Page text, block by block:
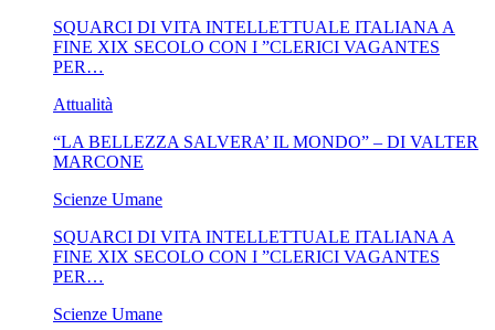
SQUARCI DI VITA INTELLETTUALE ITALIANA A
FINE XIX SECOLO CON I ”CLERICI VAGANTES
PER…
Attualità
“LA BELLEZZA SALVERA’ IL MONDO” – DI VALTER
MARCONE
Scienze Umane
SQUARCI DI VITA INTELLETTUALE ITALIANA A
FINE XIX SECOLO CON I ”CLERICI VAGANTES
PER…
Scienze Umane